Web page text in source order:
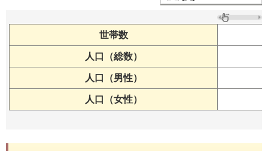
世帯数
人口（総数）
人口（男性）
人口（女性）